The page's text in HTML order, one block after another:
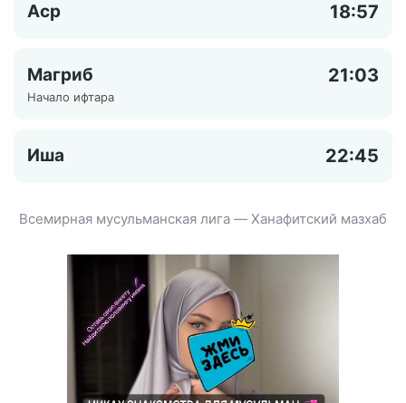
Аср 18:57
Магриб 21:03
Начало ифтара
Иша 22:45
Всемирная мусульманская лига — Ханафитский мазхаб